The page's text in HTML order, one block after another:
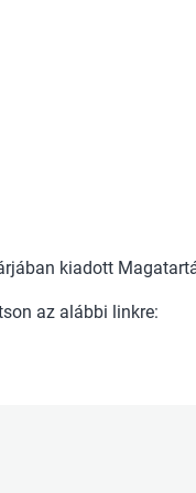
kiadott
az alábbi linkre: